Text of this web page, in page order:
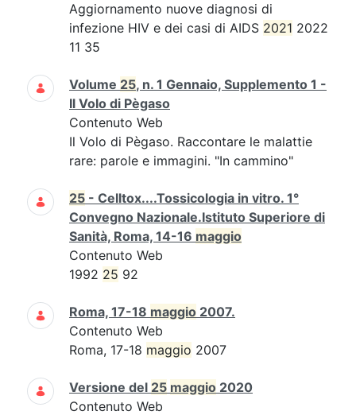
Aggiornamento nuove diagnosi di
infezione HIV e dei casi di AIDS 2021 2022
11 35
Volume 25, n. 1 Gennaio, Supplemento 1 -
Il Volo di Pègaso
Contenuto Web
Il Volo di Pègaso. Raccontare le malattie
rare: parole e immagini. "In cammino"
25 - Celltox....Tossicologia in vitro. 1°
Convegno Nazionale.Istituto Superiore di
Sanità, Roma, 14-16 maggio
Contenuto Web
1992 25 92
Roma, 17-18 maggio 2007.
Contenuto Web
Roma, 17-18 maggio 2007
Versione del 25 maggio 2020
Contenuto Web